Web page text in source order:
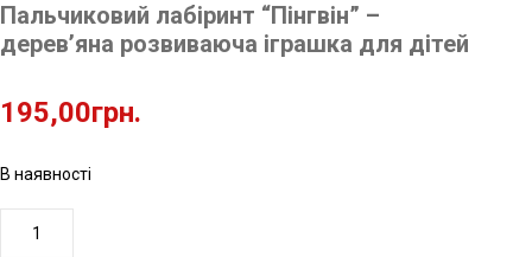
Пальчиковий лабіринт “Пінгвін” –
дерев’яна розвиваюча іграшка для дітей
195,00грн.
В наявності
Пальчиковий